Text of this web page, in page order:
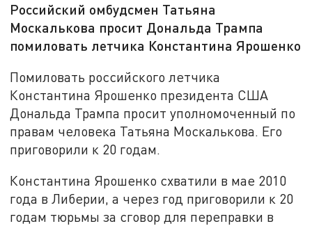
Российский омбудсмен Татьяна
Москалькова просит Дональда Трампа
помиловать летчика Константина Ярошенко
Помиловать российского летчика
Константина Ярошенко президента США
Дональда Трампа просит уполномоченный по
правам человека Татьяна Москалькова. Его
приговорили к 20 годам.
Константина Ярошенко схватили в мае 2010
года в Либерии, а через год приговорили к 20
годам тюрьмы за сговор для переправки в